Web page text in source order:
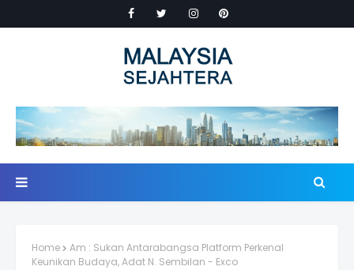
Home
Am : Sukan Antarabangsa Platform Perkenal
Keunikan Budaya, Adat N. Sembilan - Exco